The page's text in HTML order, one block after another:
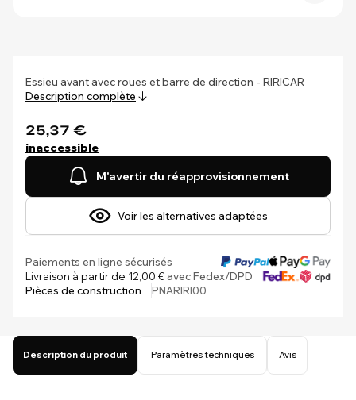
Essieu avant avec roues et barre de direction - RIRICAR
Description complète
25,37 €
inaccessible
M'avertir du réapprovisionnement
Voir les alternatives adaptées
Paiements en ligne sécurisés
Livraison à partir de 12,00 €avec Fedex/DPD
Pièces de construction
PNARIRI00
Description du produit Paramètres techniques Avis